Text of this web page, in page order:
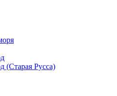
(Старая Русса)